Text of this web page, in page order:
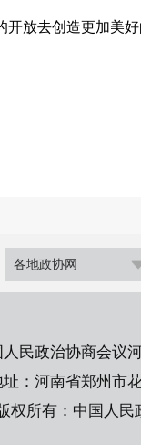
放去创造更加美好
各地政协网
民政治协商会议
：河南省郑州市
权所有：中国人